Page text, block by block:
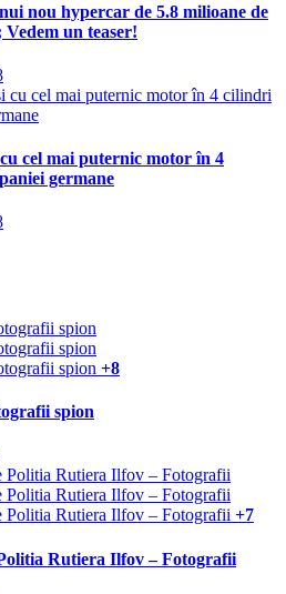
nou hypercar de 5.8 milioane de
Vedem un teaser!
cel mai puternic motor în 4
germane
+8
spion
+7
Rutiera Ilfov – Fotografii